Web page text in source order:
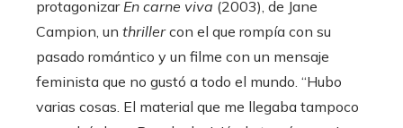
protagonizarEn carne viva (2003), de Jane
Campion, un thrillercon el que rompía con su
pasado romántico y un filme con un mensaje
feminista que no gustó a todo el mundo. “Hubo
varias cosas. El material que me llegaba tampoco